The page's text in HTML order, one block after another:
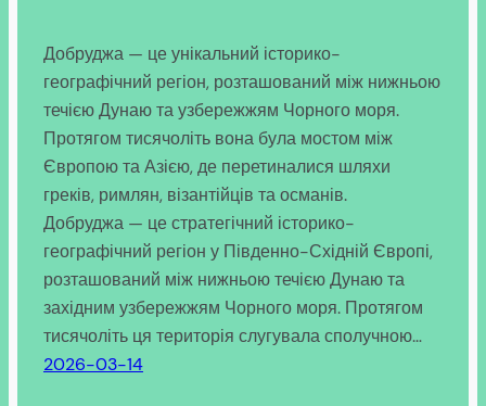
Добруджа — це унікальний історико-
географічний регіон, розташований між нижньою
течією Дунаю та узбережжям Чорного моря.
Протягом тисячоліть вона була мостом між
Європою та Азією, де перетиналися шляхи
греків, римлян, візантійців та османів.
Добруджа — це стратегічний історико-
географічний регіон у Південно-Східній Європі,
розташований між нижньою течією Дунаю та
західним узбережжям Чорного моря. Протягом
тисячоліть ця територія слугувала сполучною…
2026-03-14